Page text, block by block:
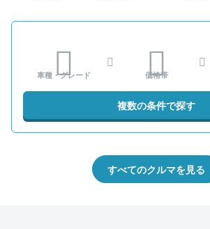
車種・グレード 価格帯
複数の条件で探す
すべてのクルマを見る